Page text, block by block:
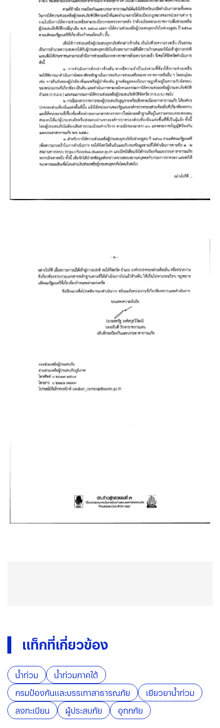
แท็กที่เกี่ยวข้อง
น้ำท่วม
น้ำท่วมภาคใต้
กรมป้องกันและบรรเทาสาธารณภัย
เยียวยาน้ำท่วม
ลงทะเบียน
ผู้ประสบภัย อุทกภัย